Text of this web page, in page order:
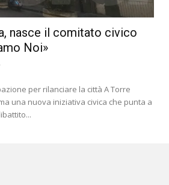
nasce il comitato civico
Noi»
per rilanciare la città A Torre
una nuova iniziativa civica che punta a